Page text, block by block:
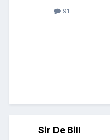
91
Sir De Bill